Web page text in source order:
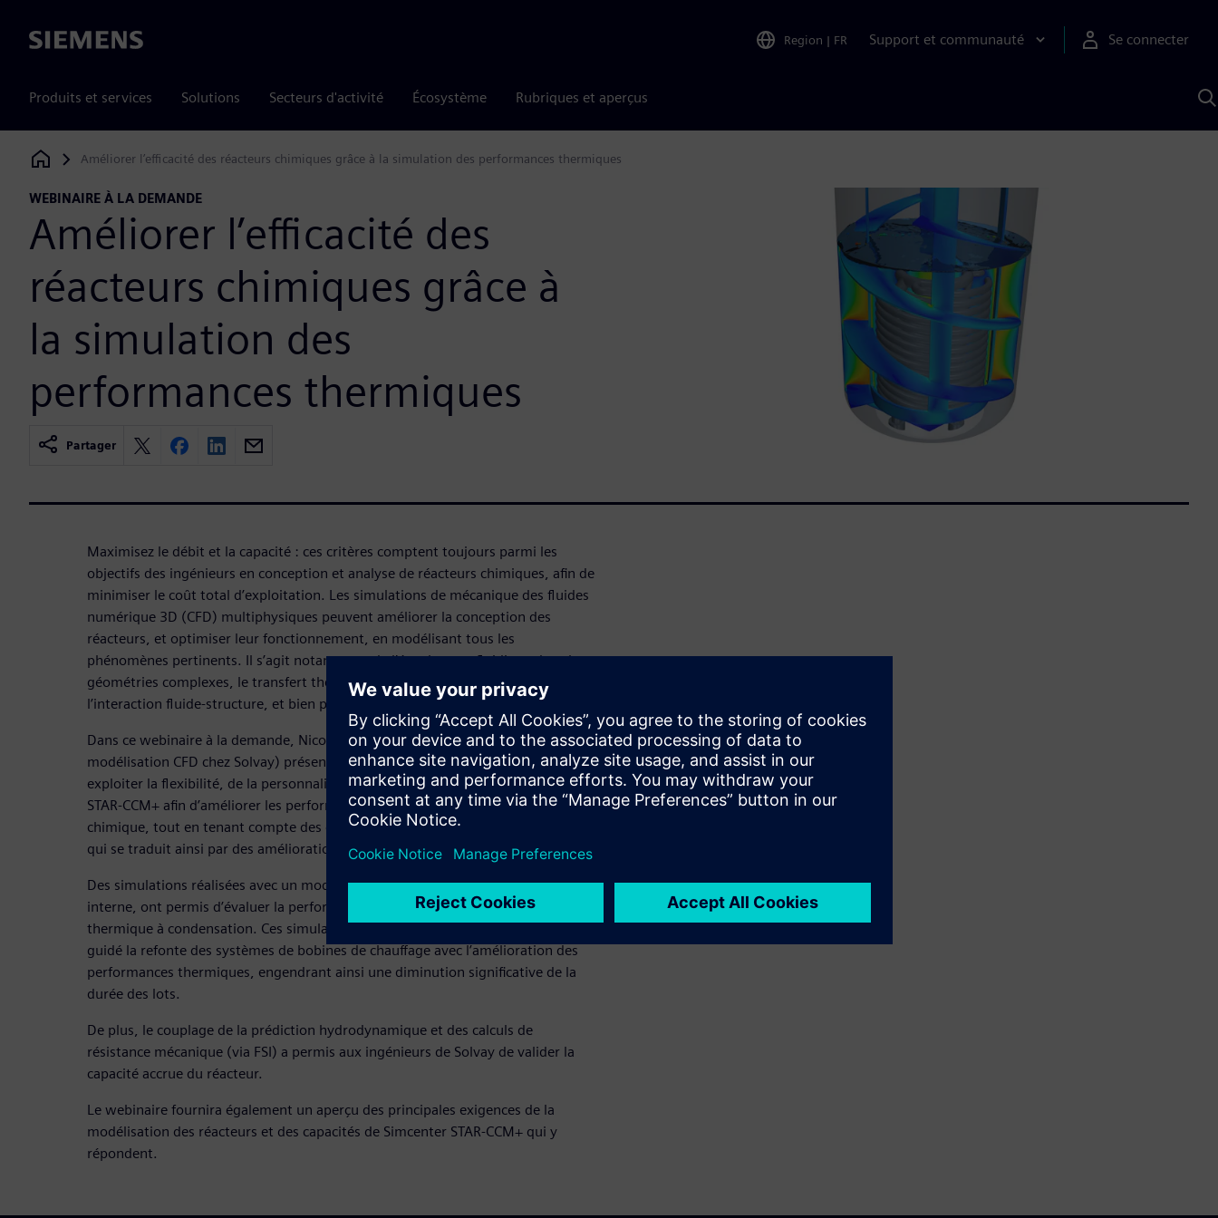
Siemens Region | FR Support et communauté Se connecter
Produits et services Solutions Secteurs d'activité Écosystème Rubriques et aperçus
Siemens Digital Industries Software
Améliorer l’efficacité des réacteurs chimiques grâce à la simulation des performances thermiques
WEBINAIRE À LA DEMANDE
Améliorer l’efficacité des
réacteurs chimiques grâce à
la simulation des
performances thermiques
Partager
Maximisez le débit et la capacité : ces critères comptent toujours parmi les
objectifs des ingénieurs en conception et analyse de réacteurs chimiques, afin de
minimiser le coût total d’exploitation. Les simulations de mécanique des fluides
numérique 3D (CFD) multiphysiques peuvent améliorer la conception des
réacteurs, et optimiser leur fonctionnement, en modélisant tous les
phénomènes pertinents. Il s’agit notamment de l’écoulement fluidique dans les
géométries complexes, le transfert thermique, l’agitation hydrodynamique,
l’interaction fluide-structure, et bien plus.
Dans ce webinaire à la demande, Nicolas Perret (ingénieur principal en
modélisation CFD chez Solvay) présentera le processus par lequel Solvay a pu
exploiter la flexibilité, de la personnalisation et de la robustesse de Simcenter
STAR-CCM+ afin d’améliorer les performances thermiques d’un réacteur
chimique, tout en tenant compte des contraintes de conception mécanique, ce
qui se traduit ainsi par des améliorations du débit et de la capacité globales.
Des simulations réalisées avec un modèle de condensation biphasé, calibré en
interne, ont permis d’évaluer la performance des bobines de chauffage à fluide
thermique à condensation. Ces simulations ont fourni les informations qui ont
guidé la refonte des systèmes de bobines de chauffage avec l’amélioration des
performances thermiques, engendrant ainsi une diminution significative de la
durée des lots.
De plus, le couplage de la prédiction hydrodynamique et des calculs de
résistance mécanique (via FSI) a permis aux ingénieurs de Solvay de valider la
capacité accrue du réacteur.
Le webinaire fournira également un aperçu des principales exigences de la
modélisation des réacteurs et des capacités de Simcenter STAR-CCM+ qui y
répondent.